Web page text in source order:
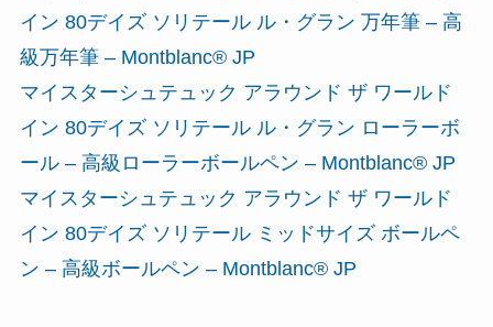
イン 80デイズ ソリテール ル・グラン 万年筆 – 高
級万年筆 – Montblanc® JP
マイスターシュテュック アラウンド ザ ワールド
イン 80デイズ ソリテール ル・グラン ローラーボ
ール – 高級ローラーボールペン – Montblanc® JP
マイスターシュテュック アラウンド ザ ワールド
イン 80デイズ ソリテール ミッドサイズ ボールペ
ン – 高級ボールペン – Montblanc® JP